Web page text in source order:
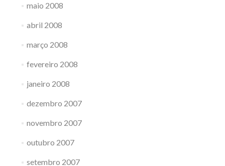
maio 2008
abril 2008
março 2008
fevereiro 2008
janeiro 2008
dezembro 2007
novembro 2007
outubro 2007
setembro 2007